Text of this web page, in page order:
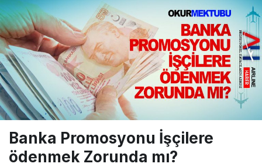
Banka Promosyonu İşçilere
ödenmek Zorunda mı?